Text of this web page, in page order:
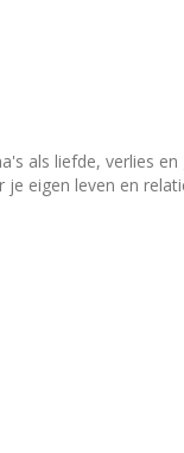
als liefde, verlies
eigen leven en